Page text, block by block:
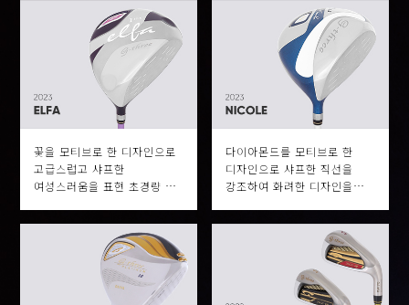
꽃을 모티브로 한 디자인으로
고급스럽고 샤프한
여성스러움을 표현 초경량 &
힘이 약한 골퍼들도 쉽게 사용
가능 초경량 그립을
다이아몬드를 모티브로 한
디자인으로 샤프한 직선을
강조하여 화려한 디자인을
샤프트의 채용으로 힘이 약한
골퍼들도 쉽게 사용 가능